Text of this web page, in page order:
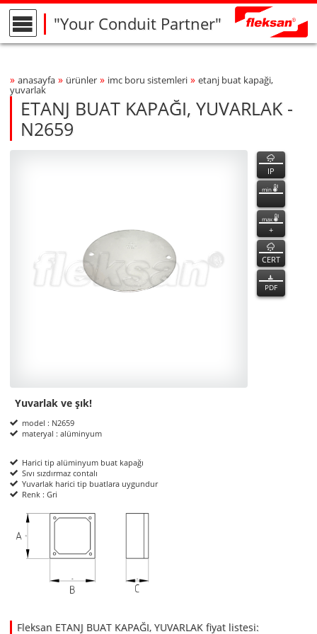
"Your Conduit Partner"
Breadcrumbs Navigation
» anasayfa » ürünler » imc boru si̇stemleri̇ » etanj buat kapaği,
yuvarlak
ETANJ BUAT KAPAĞI, YUVARLAK -
N2659
N2659
N2659 özellikler
IP
min
max
+
CERT
PDF
Product Informations
Yuvarlak ve şık!
model : N2659
materyal : alüminyum
Harici tip alüminyum buat kapağı
Sıvı sızdırmaz contalı
Yuvarlak harici tip buatlara uygundur
Renk : Gri
ölçüler
Fleksan ETANJ BUAT KAPAĞI, YUVARLAK fiyat listesi: